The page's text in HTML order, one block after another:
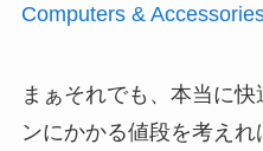
Computers &
まぁそれでも、本当に
ンにかかる値段を考え